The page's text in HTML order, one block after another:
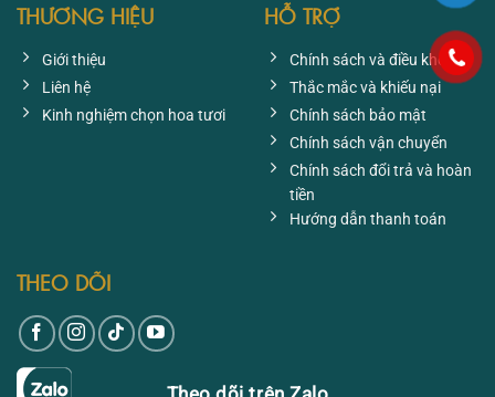
THƯƠNG HIỆU
Giới thiệu
Liên hệ
Kinh nghiệm chọn hoa tươi
HỖ TRỢ
Chính sách và điều khoản
Thắc mắc và khiếu nại
Chính sách bảo mật
Chính sách vận chuyển
Chính sách đổi trả và hoàn
tiền
Hướng dẫn thanh toán
THEO DÕI